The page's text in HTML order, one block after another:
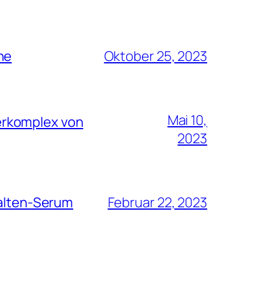
Oktober 25, 2023
von
Mai 10,
2023
Serum Februar 22, 2023